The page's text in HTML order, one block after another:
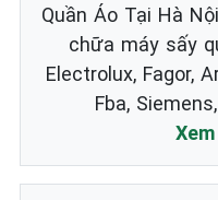
Quần Áo Tại Hà
chữa máy sấy
Electrolux, Fagor,
Fba,